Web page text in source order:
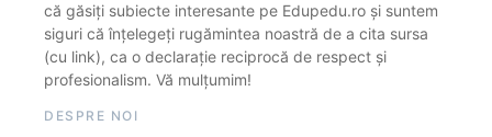
că găsiți subiecte interesante pe Edupedu.ro și suntem
siguri că înțelegeți rugămintea noastră de a cita sursa
(cu link), ca o declarație reciprocă de respect și
profesionalism. Vă mulțumim!
DESPRE NOI